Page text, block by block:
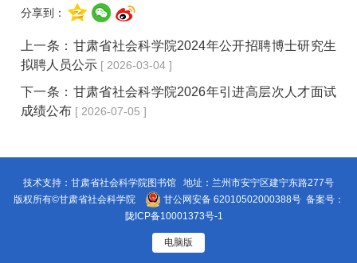
分享到：
上一条： 甘肃省社会科学院2024年公开招聘博士研究生
拟聘人员公示 [ 2026-03-04 ]
下一条： 甘肃省社会科学院2026年引进高层次人才面试
成绩公布 [ 2026-07-05 ]
技术支持：甘肃省社会科学院图书馆 地址：兰州市安宁区建宁东路277号
版权所有©甘肃省社会科学院
甘公网安备 62010502000388号备案号：
陇ICP备10001373号-1
电脑版